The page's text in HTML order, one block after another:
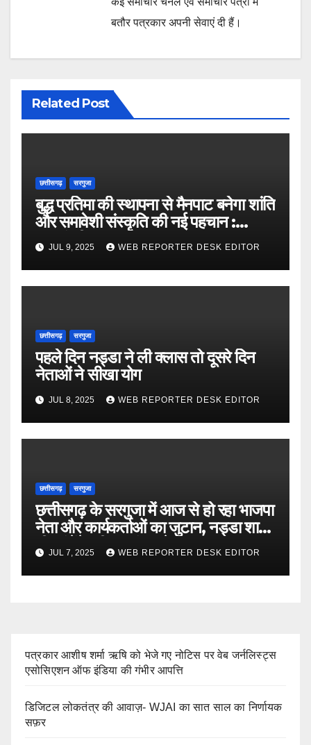
बतौर पत्रकार अपनी सेवाएं दी हैं।
Related Post
छत्तीसगढ़ सरगुजा
बुद्ध प्रतिमा की स्थापना से मैनपाट बनेगा शांति
और समावेशी संस्कृति की नई पहचान :
मुख्यमंत्री
JUL 9, 2025 WEB REPORTER DESK EDITOR
छत्तीसगढ़ सरगुजा
पहले दिन नड्डा ने ली क्लास तो दूसरे दिन
नेताओं ने सीखा योग
JUL 8, 2025 WEB REPORTER DESK EDITOR
छत्तीसगढ़ सरगुजा
छत्तीसगढ़ के सरगुजा में आज से हो रहा भाजपा
नेता और कार्यकर्ताओं का जुटान, नड्डा शाह
भी पहुंचेंगे, सीएम पहुंच चुके…
JUL 7, 2025 WEB REPORTER DESK EDITOR
पत्रकार आशीष शर्मा ऋषि को भेजे गए नोटिस पर वेब जर्नलिस्ट्स
एसोसिएशन ऑफ इंडिया की गंभीर आपत्ति
डिजिटल लोकतंत्र की आवाज़- WJAI का सात साल का निर्णायक
सफ़र